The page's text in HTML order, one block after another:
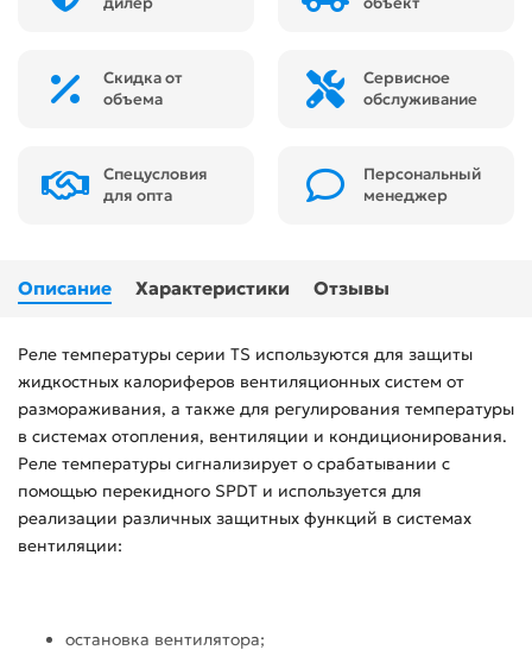
Скидка от
объема
Сервисное
обслуживание
Спецусловия
для опта
Персональный
менеджер
Описание Характеристики Отзывы
Реле температуры серии TS используются для защиты
жидкостных калориферов вентиляционных систем от
размораживания, а также для регулирования температуры
в системах отопления, вентиляции и кондиционирования.
Реле температуры сигнализирует о срабатывании с
помощью перекидного SPDT и используется для
реализации различных защитных функций в системах
вентиляции:
остановка вентилятора;